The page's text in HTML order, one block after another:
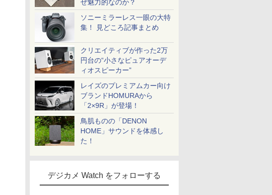
ぜ魅力的なのか？
ソニーミラーレス一眼の大特
集！ 見どころ記事まとめ
クリエイティブが作った2万
円台の“小さなピュアオーデ
ィオスピーカー”
レイズのプレミアムカー向け
ブランドHOMURAから
「2×9R」が登場！
鳥肌ものの「DENON
HOME」サウンドを体感し
た！
デジカメ Watch をフォローする